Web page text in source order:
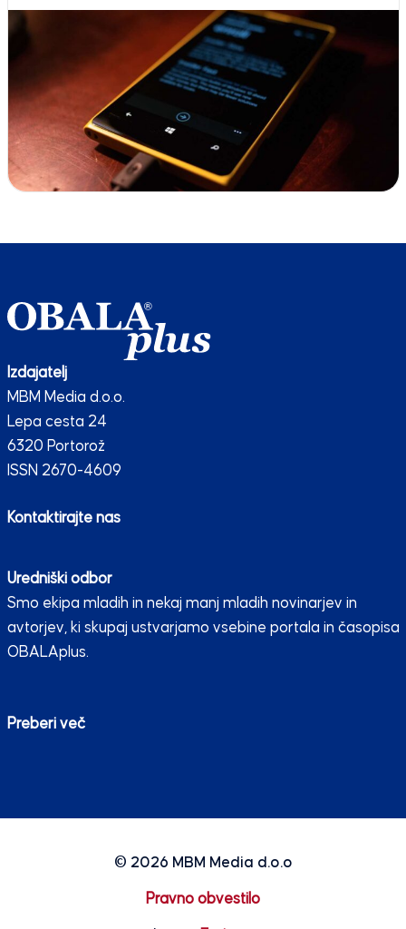
Izdajatelj
MBM Media d.o.o.
Lepa cesta 24
6320 Portorož
ISSN 2670-4609
Kontaktirajte nas
Uredniški odbor
Smo ekipa mladih in nekaj manj mladih novinarjev in
avtorjev, ki skupaj ustvarjamo vsebine portala in časopisa
OBALAplus.
Preberi več
© 2026 MBM Media d.o.o
Pravno obvestilo